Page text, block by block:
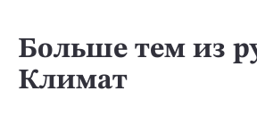
Больше тем из
Климат